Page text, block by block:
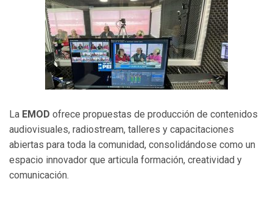
La EMOD ofrece propuestas de producción de contenidos
audiovisuales, radiostream, talleres y capacitaciones
abiertas para toda la comunidad, consolidándose como un
espacio innovador que articula formación, creatividad y
comunicación.